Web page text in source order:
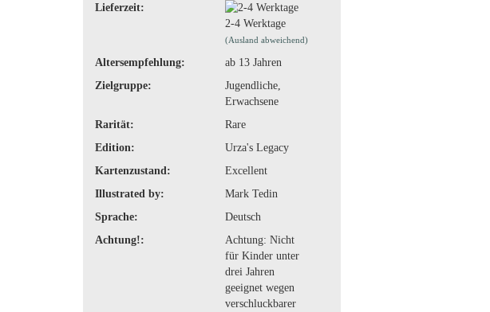
Lieferzeit:
2-4 Werktage
(Ausland abweichend)
Altersempfehlung:
ab 13 Jahren
Zielgruppe:
Jugendliche,
Erwachsene
Rarität:
Rare
Edition:
Urza's Legacy
Kartenzustand:
Excellent
Illustrated by:
Mark Tedin
Sprache:
Deutsch
Achtung!:
Achtung: Nicht
für Kinder unter
drei Jahren
geeignet wegen
verschluckbarer